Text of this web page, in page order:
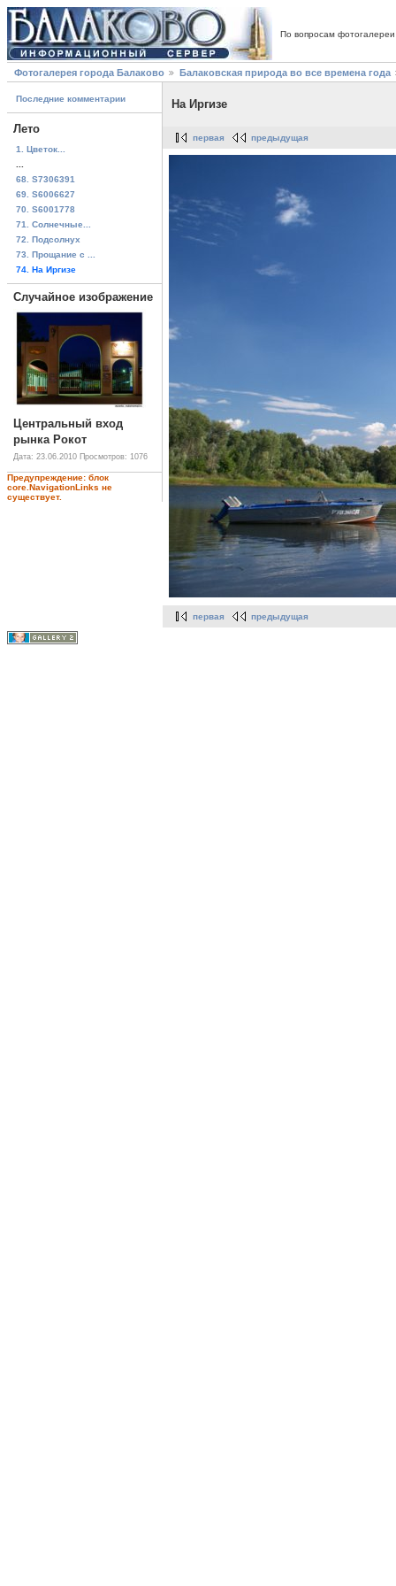
По вопросам
Фотогалерея города Балаково Балаковская природа во все времена года
Последние комментарии
Лето
1. Цветок...
68. S7306391
69. S6006627
70. S6001778
71. Солнечные...
72. Подсолнух
73. Прощание с ...
74. На Иргизе
Случайное изображение
Центральный вход
рынка Рокот
Дата: 23.06.2010 Просмотров: 1076
Предупреждение: блок
core.NavigationLinks не
существует.
На Иргизе
первая предыдущая
первая предыдущая